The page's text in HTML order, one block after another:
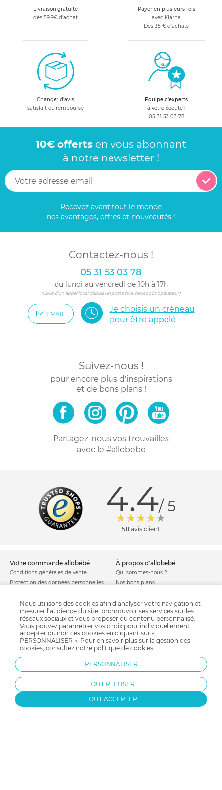
Livraison gratuite
dès 59.9€ d'achat
Payer en plusieurs fois
avec Klarna
Dès 35 € d'achats
Changer d'avis
satisfait ou remboursé
Equipe d'experts
à votre écoute :
05 31 53 03 78
10€ offerts en vous abonnant
à notre newsletter !
Recevez avant tout le monde
nos avantages, offres et nouveautés !
Contactez-nous !
05 31 53 03 78
du lundi au vendredi de 10h à 17h
(Coût d'un appel local depuis un poste fixe, hors coût opérateur)
EMAIL
Je choisis un créneau
pour être appelé
Suivez-nous !
pour encore plus d'inspirations
et de bons plans !
Partagez-nous vos trouvailles
avec le #allobebe
4.4/ 5
511 avis client
votre commande allobébé
Conditions générales de vente
Protection des données personnelles
Politique de cookies
Modes de livraison
Moyens de paiement
Garantie stock & produit
Satisfait ou remboursé
à propos d'allobébé
Qui sommes-nous ?
Nos bons plans
Mentions légales
Comment se protéger du phishing ?
Soldes allobébé
allobébé vous recommande
Sites et partenaires
Nos licences
Besoin d'aide ?
FAQ
les plus d'allobébé
Liste de naissance
Jeux concours
Nous utilisons des cookies afin d’analyser votre navigation et
mesurer l’audience du site, promouvoir ses services sur les
réseaux sociaux et vous proposer du contenu personnalisé.
Vous pouvez paramétrer vos choix pour individuellement
accepter ou non ces cookies en cliquant sur «
PERSONNALISER ». Pour en savoir plus sur la gestion des
cookies, consultez notre politique de cookies.
PERSONNALISER
TOUT REFUSER
TOUT ACCEPTER